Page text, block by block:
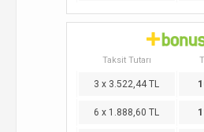
Taksit Tutarı
3 x 3.522,44 TL
6 x 1.888,60 TL